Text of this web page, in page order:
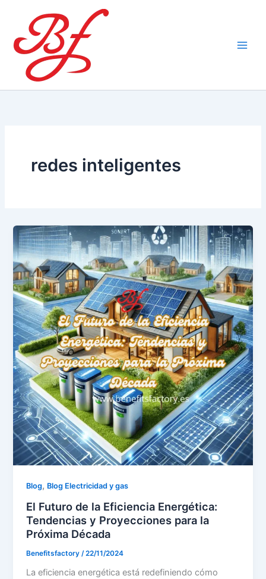
contenido
redes inteligentes
Blog, Blog Electricidad y gas
El Futuro de la Eficiencia Energética:
Tendencias y Proyecciones para la
Próxima Década
Benefitsfactory /22/11/2024
La eficiencia energética está redefiniendo cómo